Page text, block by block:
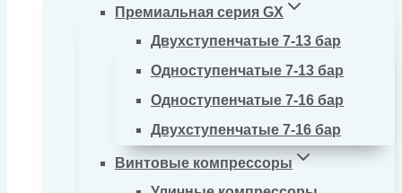
Премиальная серия GX
Двухступенчатые 7-13 бар
Одноступенчатые 7-13 бар
Одноступенчатые 7-16 бар
Двухступенчатые 7-16 бар
Винтовые компрессоры